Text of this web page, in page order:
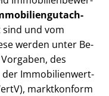
sind und vom
werden unter Be­
des
der Im­mo­bi­li­en­wert­
marktkonform